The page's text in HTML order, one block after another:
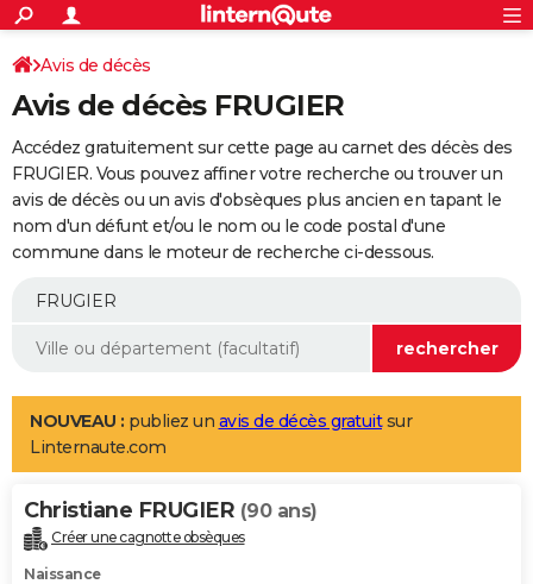
ACTUALITÉS
Politique
Société
Faits Divers
Education
Monde
Villes
+
SPORT
Coupe du monde 2026
Football
Tennis
Cyclisme
Rugby
Forum
Programme TV
TNT
Streaming
Cinéma
Sorties cinéma
Musique
+
FINANCE
Retraite
Epargne
Immobilier
Risques naturels par ville
Banque
Assurance
AUTO
Essais
Réserver un essai
Citadines
Berlines
SUV
Forum auto
+
Mobiles
Meilleur smartphone
Internet
Ordinateurs
Jeux vidéo
Guide high-tech
Aménagement intérieur
LIFESTYLE
Art de vivre
Bien-être
Loisirs
Mode
Modes de vie
Alimentation
Guide de la santé
Maladies
Médicaments
Sommeil
VOYAGE
Destinations
City break
Voyage nature
Voyage de noces
Forum
Climat
+PHOTO
Avis de décès
Avis de décès FRUGIER
Accédez gratuitement sur cette page au carnet des décès des
FRUGIER. Vous pouvez affiner votre recherche ou trouver un
avis de décès ou un avis d'obsèques plus ancien en tapant le
nom d'un défunt et/ou le nom ou le code postal d'une
commune dans le moteur de recherche ci-dessous.
NOUVEAU : publiez un avis de décès gratuitsur
Linternaute.com
Christiane FRUGIER (90 ans)
Créer une cagnotte obsèques
Naissance